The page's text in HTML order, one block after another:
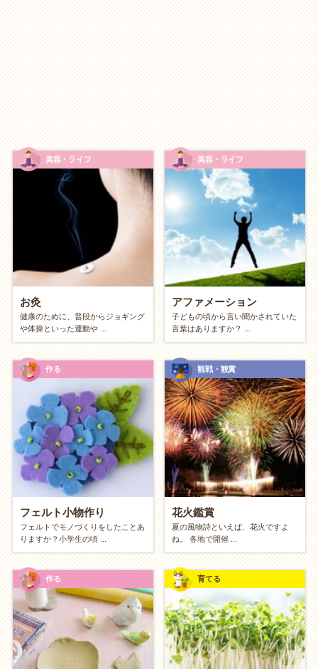
【創造】クリエイティブ
手を動かして、何かを生み出したい方へ。
スマホで小説やエッセイを書く（noteなど）
裏紙に落書き・デッサン
拾った木の実や貝殻でクラフト
料理のレシピ考案
タイプ別に探す
中だけど、休日を充実させたい
涼しい（暖かい）図書館で一日読書 三昧
お弁当を持って公園でランチ
美術館や博物館の「無料開放日」を狙う
自分を変えたい、成長したい
毎日5分の「筋トレ・ ストレッチ」でボディメイク
Duolingoなどの無料アプリで「英語学習」
美しい文字を目指す「ペン字練習」（裏紙とペン
でOK）
とにかく頭を空っぽにしてリセットしたい
家中の窓や鏡をピカピカに磨く
ひたすら空や雲の動きを眺める
好きな音楽を聴きながら長めの散歩をする
美容・ライフ
お灸
健康のために、普段からジョギング
や体操といった運動や ...
美容・ライフ
アファメーション
子どもの頃から言い聞かされていた
言葉はありますか？ ...
作る
フェルト小物作り
フェルトでモノづくりをしたことあ
りますか？小学生の頃 ...
観戦・観賞
花火鑑賞
夏の風物詩といえば、花火ですよ
ね。 各地で開催 ...
作る 育てる